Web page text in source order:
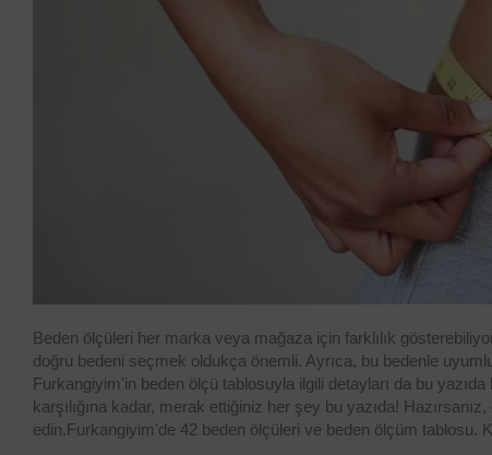
Beden ölçüleri her marka veya mağaza için farklılık
doğru bedeni seçmek oldukça önemli. Ayrıca, bu bedenle
Furkangiyim'in beden ölçü tablosuyla ilgili detayları da bu
karşılığına kadar, merak ettiğiniz her şey bu yazıda!
edin.Furkangiyim'de 42 beden ölçüleri ve beden ölçüm tablosu.